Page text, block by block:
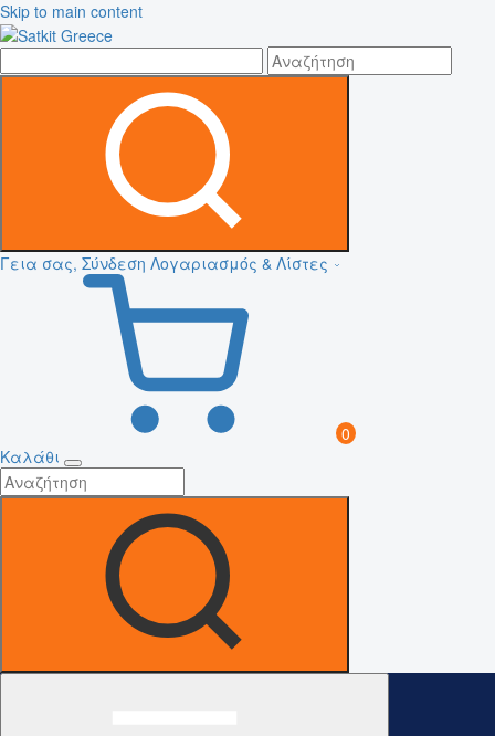
Skip to main content
Γεια σας, Σύνδεση Λογαριασμός & Λίστες
0
Καλάθι